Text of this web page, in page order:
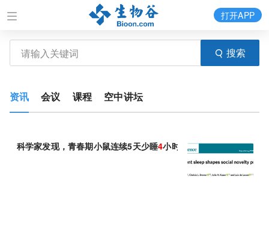
搜索
打开APP
资讯 会议 课程 空中讲坛
科学家发现，青春期小鼠连续5天少睡4小时，会导致成年后社交新